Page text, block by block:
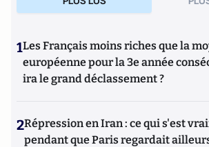
1Les Français moins riches que la
européenne pour la 3e année
ira le grand déclassement ?
2Répression en Iran : ce qui s'est
pendant que Paris regardait